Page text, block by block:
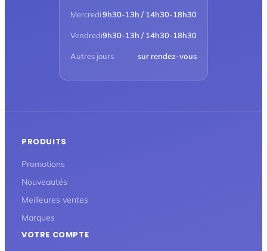
Mercredi9h30-13h / 14h30-18h30
Vendredi9h30-13h / 14h30-18h30
Autres jours sur rendez-vous
PRODUITS
Promotions
Nouveautés
Meilleures ventes
Marques
VOTRE COMPTE